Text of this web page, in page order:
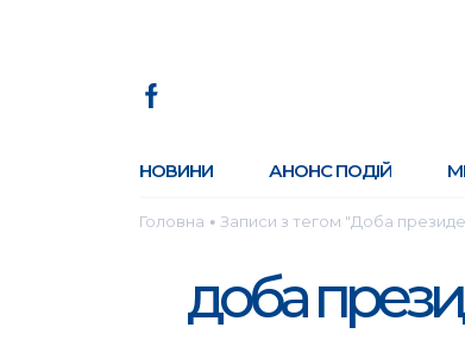
НОВИНИ АНОНС ПОДІЙ
Головна ● Записи з тегом "Доба
доба